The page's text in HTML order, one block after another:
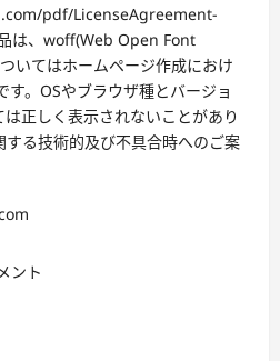
pdf/LicenseAgreement-
は、woff(Web Open Font
いてはホームページ作成におけ
。OSやブラウザ種とバージョ
正しく表示されないことがあり
る技術的及び不具合時へのご案
ント